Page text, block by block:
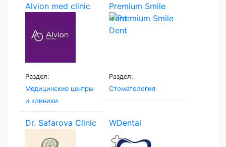
Alvion med clinic
Раздел:
Медицинские центры
и клиники
Premium Smile
Dent
Раздел:
Стоматология
Dr. Safarova Clinic WDental